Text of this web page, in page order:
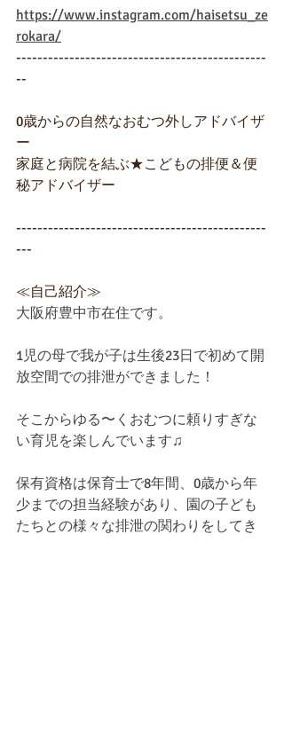
https://www.instagram.com/haisetsu_ze
rokara/
-----------------------------------------------
--
0歳からの自然なおむつ外しアドバイザ
ー
家庭と病院を結ぶ★こどもの排便＆便
秘アドバイザー
-----------------------------------------------
---
≪自己紹介≫
大阪府豊中市在住です。
1児の母で我が子は生後23日で初めて開
放空間での排泄ができました！
そこからゆる〜くおむつに頼りすぎな
い育児を楽しんでいます♫
保有資格は保育士で8年間、0歳から年
少までの担当経験があり、園の子ども
たちとの様々な排泄の関わりをしてき